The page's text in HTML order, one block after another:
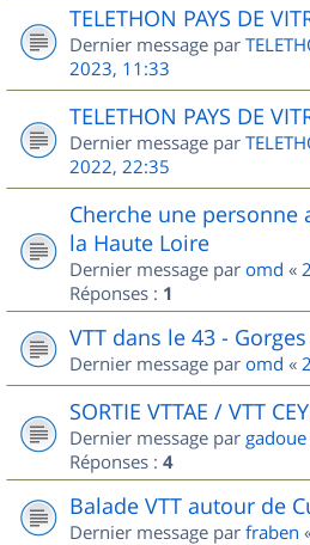
TELETHON PAYS DE
Dernier message par
2023, 11:33
TELETHON PAYS DE
Dernier message par
2022, 22:35
Cherche une personne
la Haute Loire
Dernier message par omd «
Réponses : 1
VTT dans le 43 -
Dernier message par omd «
SORTIE VTTAE / VTT
Dernier message par gadoue
Réponses : 4
Balade VTT autour de
Dernier message par fraben